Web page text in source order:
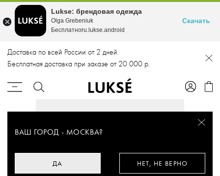
Доставка по всей России от 2 дней.
Бесплатная доставка при заказе от 20 000 р.
ВАШ ГОРОД - МОСКВА?
ДА НЕТ, НЕ ВЕРНО
Lukse: брендовая одежда
Olga Grebeniuk
Бесплатноru.lukse.android
Скачать